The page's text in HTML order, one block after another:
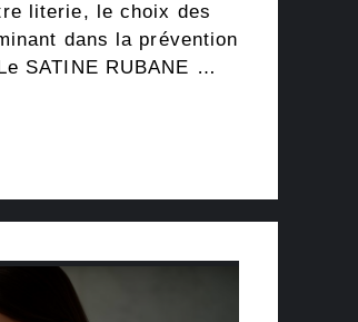
literie, le choix des
dans la prévention
SATINE RUBANE …